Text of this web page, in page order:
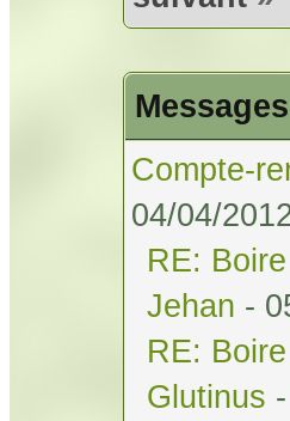
Compte-
04/04/
RE:
Jehan -
RE:
Glutinus